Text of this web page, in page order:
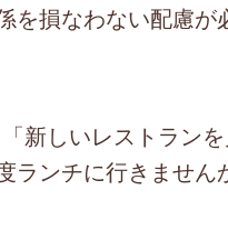
を損なわない配慮が
新しいレストラン
ランチに行きません